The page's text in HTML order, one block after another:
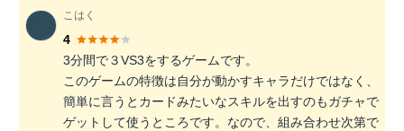
こはく
4
3分間で３VS3をするゲームです。
このゲームの特徴は自分が動かすキャラだけではなく、
簡単に言うとカードみたいなスキルを出すのもガチャで
ゲットして使うところです。なので、組み合わせ次第で